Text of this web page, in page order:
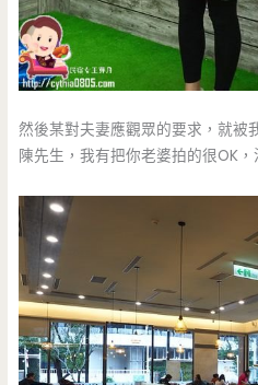
然後某對夫妻應觀眾的要求，就被
陳先生，我有把你老婆拍的很OK